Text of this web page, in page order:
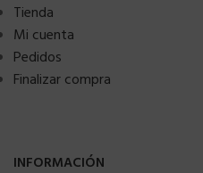
Tienda
Mi cuenta
Pedidos
Finalizar compra
INFORMACIÓN